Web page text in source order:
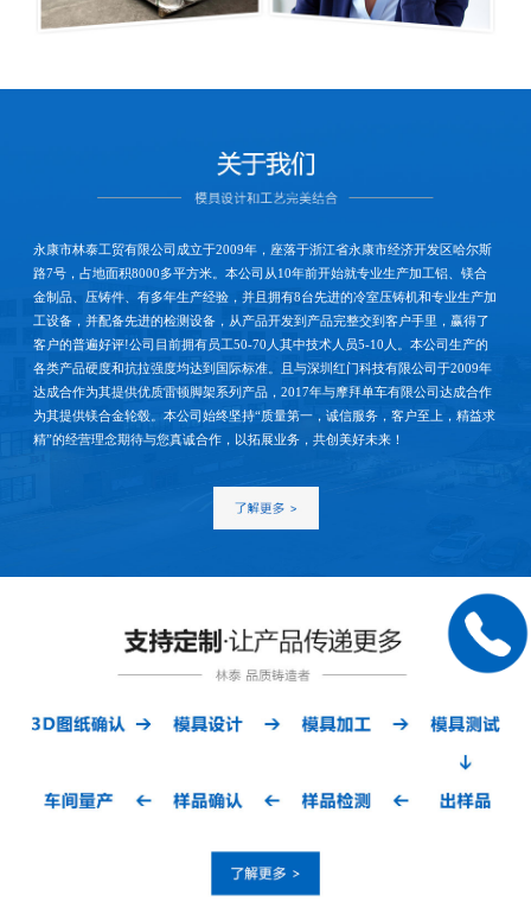
永康市林泰工贸有限公司成立于2009年，座落于浙江省永康市经济开发区哈尔斯
路7号，占地面积8000多平方米。本公司从10年前开始就专业生产加工铝、镁合
金制品、压铸件、有多年生产经验，并且拥有8台先进的冷室压铸机和专业生产加
工设备，并配备先进的检测设备，从产品开发到产品完整交到客户手里，赢得了
客户的普遍好评!公司目前拥有员工50-70人其中技术人员5-10人。本公司生产的
各类产品硬度和抗拉强度均达到国际标准。且与深圳红门科技有限公司于2009年
达成合作为其提供优质雷顿脚架系列产品，2017年与摩拜单车有限公司达成合作
为其提供镁合金轮毂。本公司始终坚持“质量第一，诚信服务，客户至上，精益求
精”的经营理念期待与您真诚合作，以拓展业务，共创美好未来！